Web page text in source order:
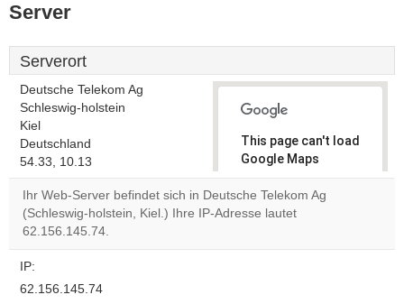
Server
Serverort
Deutsche Telekom Ag
Schleswig-holstein
Kiel
Deutschland
54.33, 10.13
This page can't load
Google Maps
correctly.
Do you
Ihr Web-Server befindet sich in Deutsche Telekom Ag
(Schleswig-holstein, Kiel.) Ihre IP-Adresse lautet
62.156.145.74.
IP:
62.156.145.74